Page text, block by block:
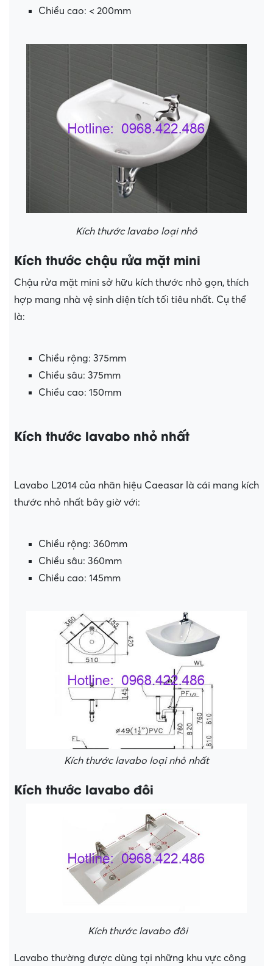
Chiều cao: < 200mm
Kích thước lavabo loại nhỏ
Kích thước chậu rửa mặt mini
Chậu rửa mặt mini sở hữu kích thước nhỏ gọn, thích
hợp mang nhà vệ sinh diện tích tối tiêu nhất. Cụ thể
là:
Chiều rộng: 375mm
Chiều sâu: 375mm
Chiều cao: 150mm
Kích thước lavabo nhỏ nhất
Lavabo L2014 của nhãn hiệu Caeasar là cái mang kích
thước nhỏ nhất bây giờ với:
Chiều rộng: 360mm
Chiều sâu: 360mm
Chiều cao: 145mm
Kích thước lavabo loại nhỏ nhất
Kích thước lavabo đôi
Kích thước lavabo đôi
Lavabo thường được dùng tại những khu vực công